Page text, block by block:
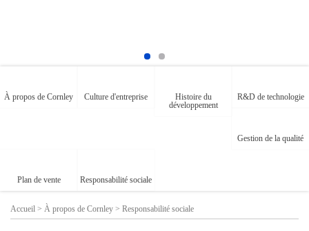
À propos de Cornley Culture d'entreprise
Histoire du
développement
R&D de technologie
Gestion de la qualité
Plan de vente Responsabilité sociale
Accueil > À propos de Cornley > Responsabilité sociale